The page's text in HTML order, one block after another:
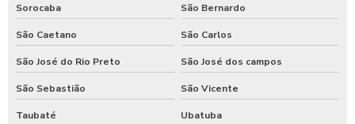
Sorocaba São Bernardo
São Caetano São Carlos
São José do Rio Preto São José dos campos
São Sebastião São Vicente
Taubaté Ubatuba